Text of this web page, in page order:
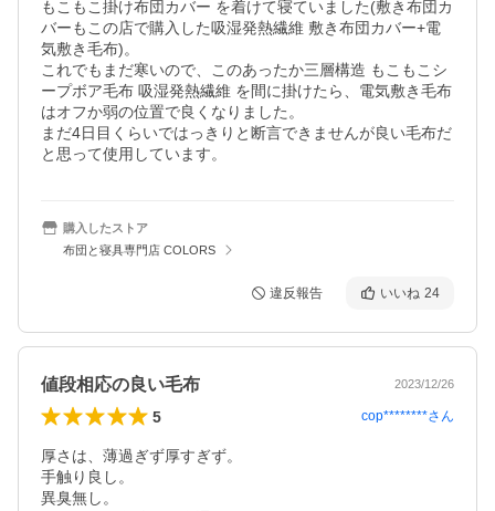
もこもこ掛け布団カバー を着けて寝ていました(敷き布団カ
バーもこの店で購入した吸湿発熱繊維 敷き布団カバー+電
気敷き毛布)。
これでもまだ寒いので、このあったか三層構造 もこもこシ
ープボア毛布 吸湿発熱繊維 を間に掛けたら、電気敷き毛布
はオフか弱の位置で良くなりました。
まだ4日目くらいではっきりと断言できませんが良い毛布だ
と思って使用しています。
購入したストア
布団と寝具専門店 COLORS
違反報告 いいね 24
値段相応の良い毛布 2023/12/26
5 cop********さん
厚さは、薄過ぎず厚すぎず。
手触り良し。
異臭無し。